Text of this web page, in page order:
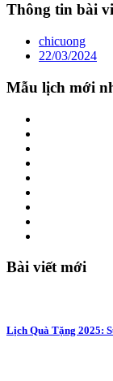
Thông tin bài
chicuong
22/03/2024
Mẫu lịch mới
Bài viết mới
Lịch Quà Tặng 2025: